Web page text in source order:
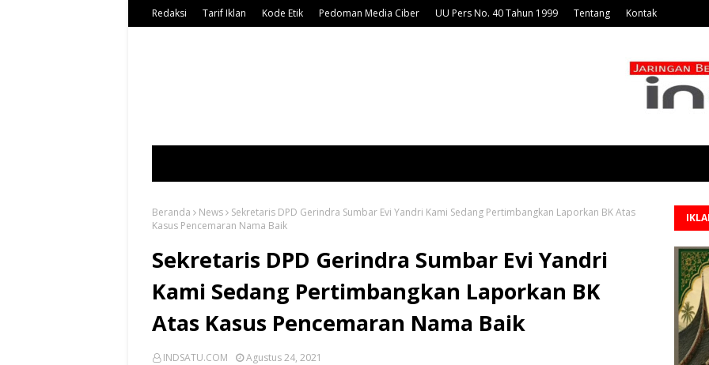
Redaksi Tarif Iklan Kode Etik Pedoman Media Ciber UU Pers No. 40 Tahun 1999 Tentang Kontak
Beranda News
Sekretaris DPD Gerindra Sumbar Evi Yandri Kami Sedang Pertimbangkan Laporkan BK Atas
Kasus Pencemaran Nama Baik
Sekretaris DPD Gerindra Sumbar Evi Yandri
Kami Sedang Pertimbangkan Laporkan BK
Atas Kasus Pencemaran Nama Baik
INDSATU.COM Agustus 24, 2021